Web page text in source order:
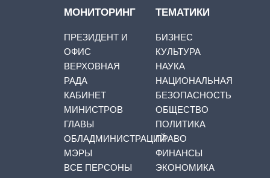
МОНИТОРИНГ
ПРЕЗИДЕНТ И
ОФИС
ВЕРХОВНАЯ
РАДА
КАБИНЕТ
МИНИСТРОВ
ГЛАВЫ
ОБЛАДМИНИСТРАЦИЙ
МЭРЫ
ВСЕ ПЕРСОНЫ
ТЕМАТИКИ
БИЗНЕС
КУЛЬТУРА
НАУКА
НАЦИОНАЛЬНАЯ
БЕЗОПАСНОСТЬ
ОБЩЕСТВО
ПОЛИТИКА
ПРАВО
ФИНАНСЫ
ЭКОНОМИКА